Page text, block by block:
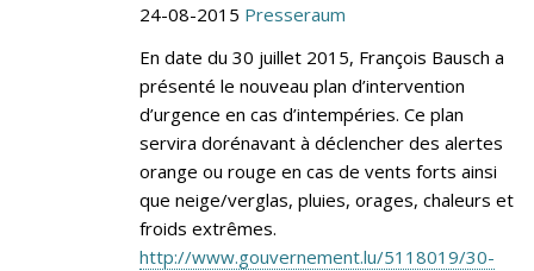
24-08-2015 Presseraum
En date du 30 juillet 2015, François Bausch a
présenté le nouveau plan d’intervention
d’urgence en cas d’intempéries. Ce plan
servira dorénavant à déclencher des alertes
orange ou rouge en cas de vents forts ainsi
que neige/verglas, pluies, orages, chaleurs et
froids extrêmes.
http://www.gouvernement.lu/5118019/30-